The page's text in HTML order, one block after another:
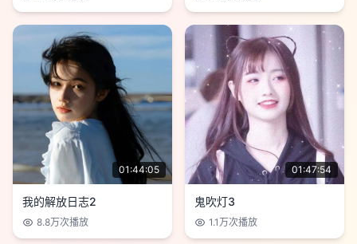
01:44:05
我的解放日志2
8.8万次播放
01:47:54
鬼吹灯3
1.1万次播放